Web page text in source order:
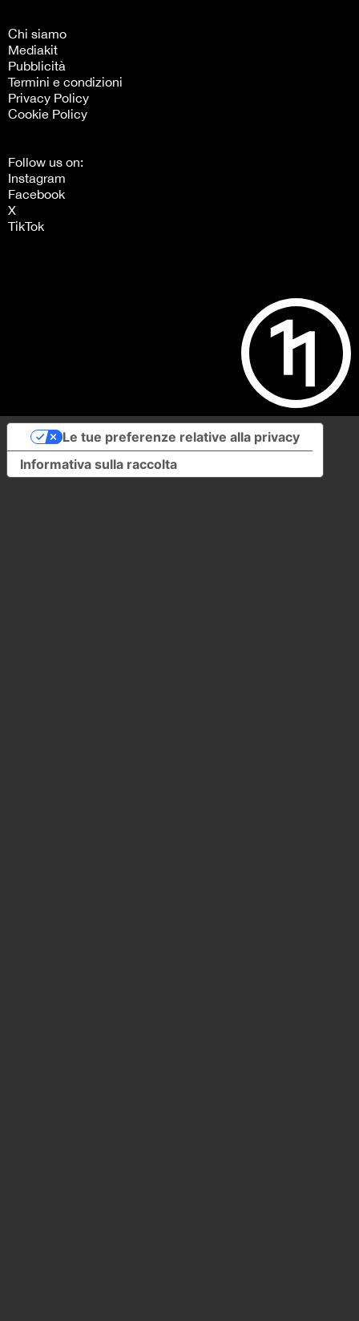
Chi siamo
Mediakit
Pubblicità
Termini e condizioni
Privacy Policy
Cookie Policy
Follow us on:
Instagram
Facebook
X
TikTok
Informativa sulla raccolta
Le tue preferenze relative alla privacy